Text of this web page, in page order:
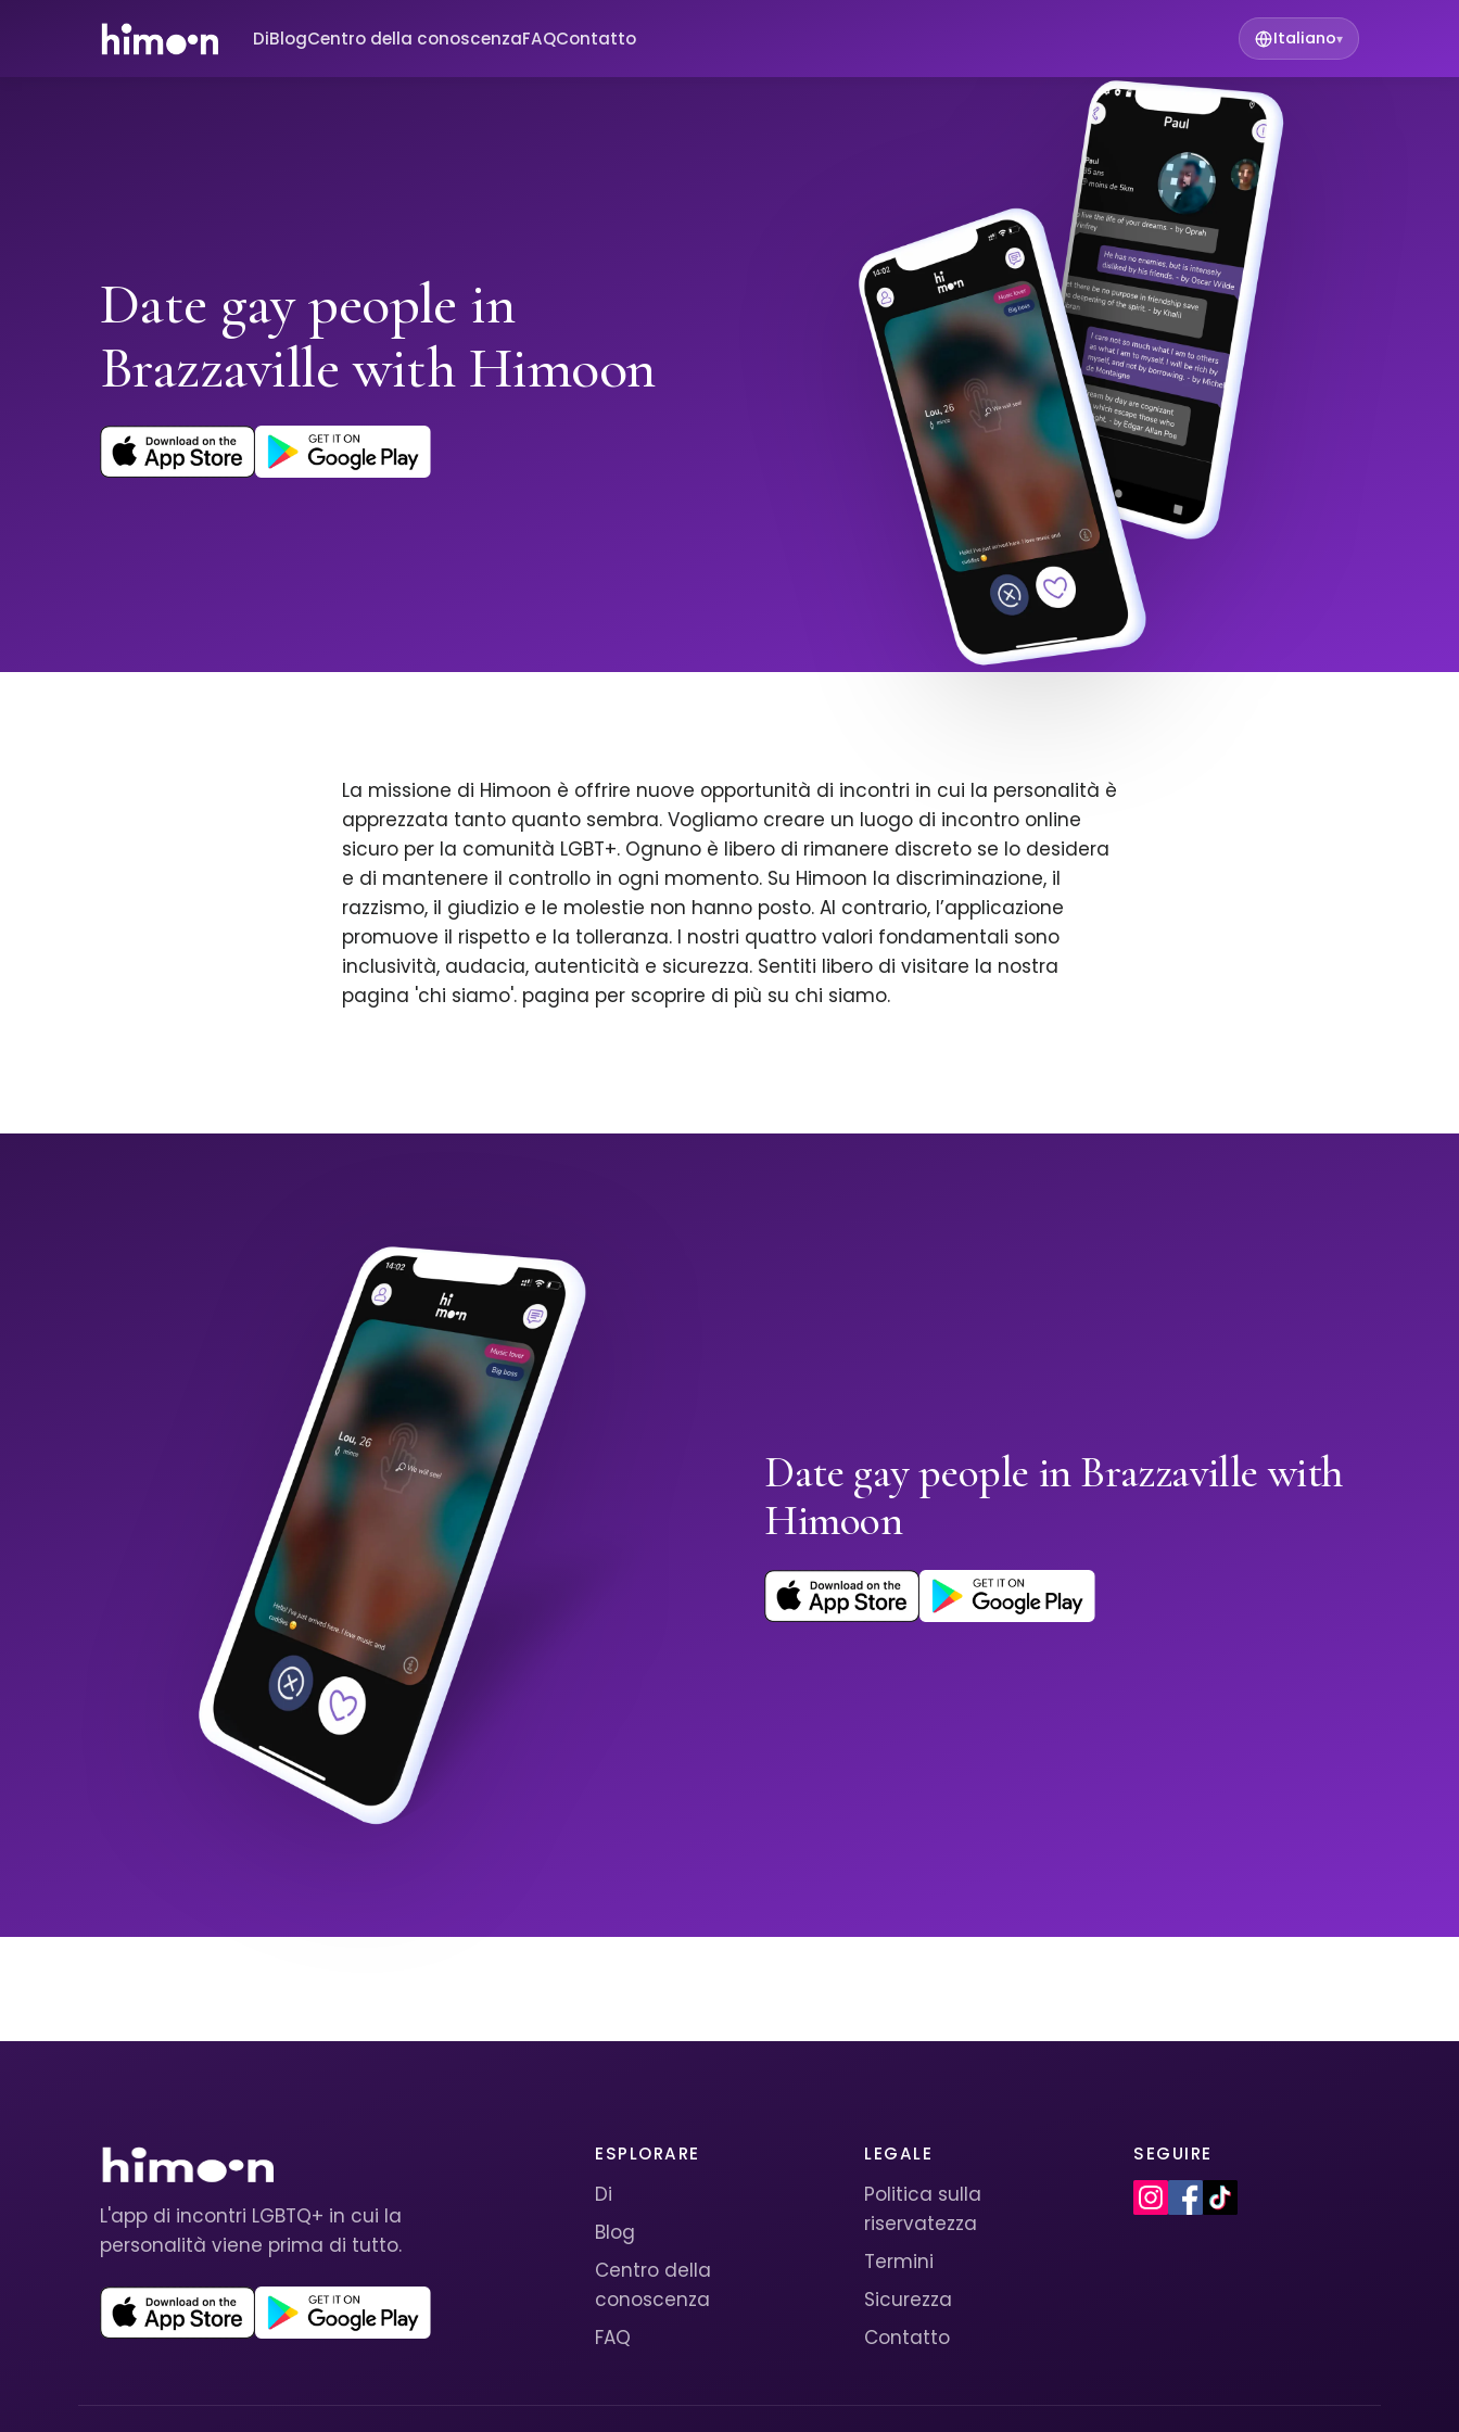
DiBlogCentro della conoscenzaFAQContatto Italiano▾
Date gay people in
Brazzaville with Himoon
La missione di Himoon è offrire nuove opportunità di incontri in cui la personalità è
apprezzata tanto quanto sembra. Vogliamo creare un luogo di incontro online
sicuro per la comunità LGBT+. Ognuno è libero di rimanere discreto se lo desidera
e di mantenere il controllo in ogni momento. Su Himoon la discriminazione, il
razzismo, il giudizio e le molestie non hanno posto. Al contrario, l’applicazione
promuove il rispetto e la tolleranza. I nostri quattro valori fondamentali sono
inclusività, audacia, autenticità e sicurezza. Sentiti libero di visitare la nostra
pagina 'chi siamo'. pagina per scoprire di più su chi siamo.
Date gay people in Brazzaville with
Himoon
L'app di incontri LGBTQ+ in cui la
personalità viene prima di tutto.
ESPLORARE
Di
Blog
Centro della
conoscenza
FAQ
LEGALE
Politica sulla
riservatezza
Termini
Sicurezza
Contatto
SEGUIRE